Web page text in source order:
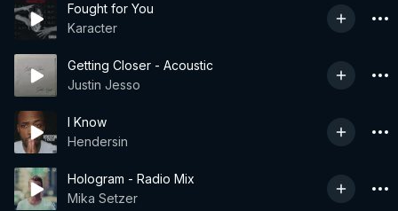
Fought for You
Karacter
Getting Closer - Acoustic
Justin Jesso
I Know
Hendersin
Hologram - Radio Mix
Mika Setzer